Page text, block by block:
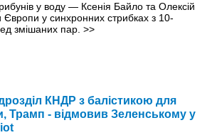
у воду — Ксенія Байло та Олексій
у синхронних стрибках з 10-
змішаних пар. >>
КНДР з балістикою для
Трамп - відмовив Зеленському у